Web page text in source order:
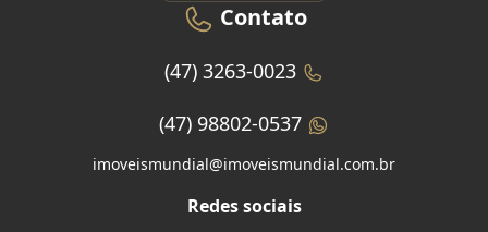
Contato
(47) 3263-0023
(47) 98802-0537
imoveismundial@imoveismundial.com.br
Redes sociais